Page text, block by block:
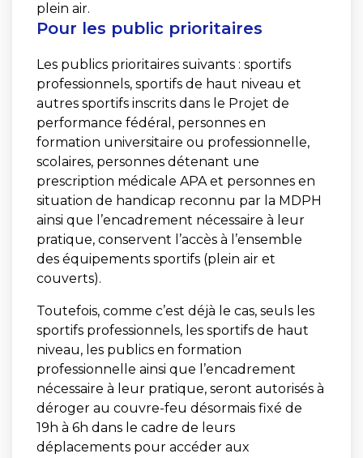
plein air.
Pour les public prioritaires
Les publics prioritaires suivants : sportifs
professionnels, sportifs de haut niveau et
autres sportifs inscrits dans le Projet de
performance fédéral, personnes en
formation universitaire ou professionnelle,
scolaires, personnes détenant une
prescription médicale APA et personnes en
situation de handicap reconnu par la MDPH
ainsi que l’encadrement nécessaire à leur
pratique, conservent l’accès à l’ensemble
des équipements sportifs (plein air et
couverts).
Toutefois, comme c’est déjà le cas, seuls les
sportifs professionnels, les sportifs de haut
niveau, les publics en formation
professionnelle ainsi que l’encadrement
nécessaire à leur pratique, seront autorisés à
déroger au couvre-feu désormais fixé de
19h à 6h dans le cadre de leurs
déplacements pour accéder aux